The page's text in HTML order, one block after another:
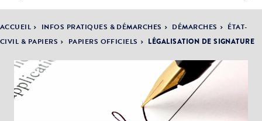
PRATIQUES &
DÉMARCHES
ACTUALITÉS &
ÉVÈNEMENTS
DÉMOCRATIE
PARTICIPATIVE
ACCUEIL INFOS PRATIQUES & DÉMARCHES DÉMARCHES
ÉTAT-
CIVIL & PAPIERS
PAPIERS OFFICIELS LÉGALISATION DE SIGNATURE